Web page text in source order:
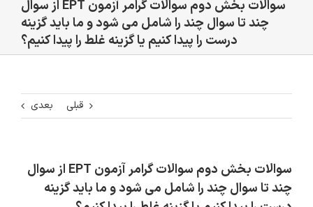
خدمات ما
وبلاگ
سوالات بخش دوم سوالات گرامر آزمون EPT از سوال
چند تا سوال چند را شامل می شود و ما باید گزینه
درست را پیدا کنیم یا گزینه غلط را پیدا کنیم؟
قبلی بعدی
سوالات بخش دوم سوالات گرامر آزمون EPT از سوال
چند تا سوال چند را شامل می شود و ما باید گزینه